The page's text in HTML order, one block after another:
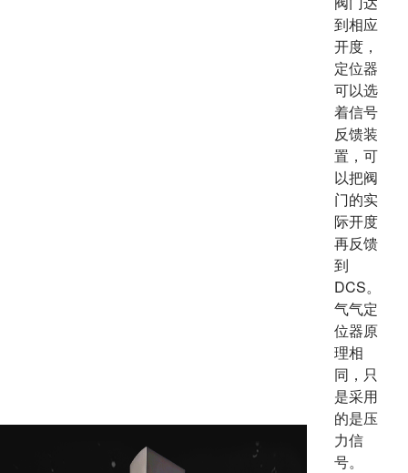
到相应
开度，
定位器
可以选
着信号
反馈装
置，可
以把阀
门的实
际开度
再反馈
到
DCS。
气气定
位器原
理相
同，只
是采用
的是压
力信
号。